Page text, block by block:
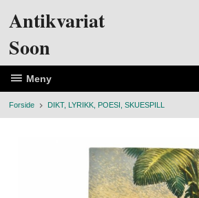
Antikvariat
Soon
Meny
Forside DIKT, LYRIKK, POESI, SKUESPILL